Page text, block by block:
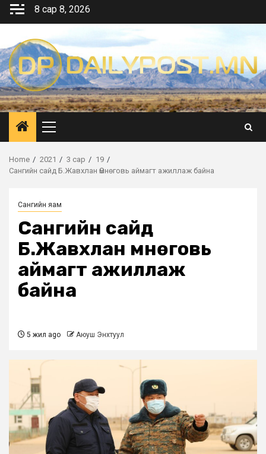
Skip
8 сар 8, 2026
Primary
Menu
Home 2021 3 сар
19
Сангийн сайд Б.Жавхлан Өмнөговь аймагт ажиллаж байна
Сангийн яам
Сангийн сайд
Б.Жавхлан Өмнөговь
аймагт ажиллаж
байна
5 жил ago Аюуш Энхтуул